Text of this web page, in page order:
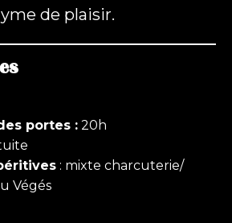
de plaisir.
portes : 20h
: mixte charcuterie/
Végés